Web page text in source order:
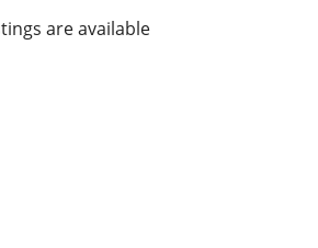
are available